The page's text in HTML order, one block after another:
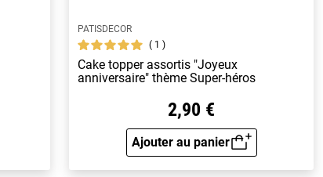
PATISDECOR
1
Cake topper assortis "Joyeux
anniversaire" thème Super-héros
2,90 €
Ajouter au panier
Aperçu rapide